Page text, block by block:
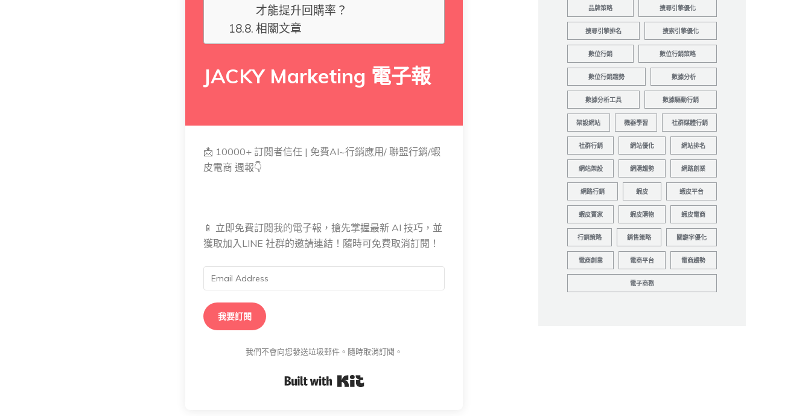
才能提升回購率？
相關文章
JACKY Marketing 電子報
📩 10000+ 訂閱者信任 | 免費AI~行銷應用/ 聯盟行銷/蝦
皮電商 週報👇
📱 立即免費訂閱我的電子報，搶先掌握最新 AI 技巧，並
獲取加入LINE 社群的邀請連結！隨時可免費取消訂閱！
我要訂閱
我們不會向您發送垃圾郵件。隨時取消訂閱。
品牌策略 搜尋引擎優化
搜尋引擎排名 搜索引擎優化
數位行銷 數位行銷策略
數位行銷趨勢 數據分析
數據分析工具 數據驅動行銷
架設網站 機器學習 社群媒體行銷
社群行銷 網站優化 網站排名
網站架設 網購趨勢 網路創業
網路行銷 蝦皮 蝦皮平台
蝦皮賣家 蝦皮購物 蝦皮電商
行銷策略 銷售策略 關鍵字優化
電商創業 電商平台 電商趨勢
電子商務